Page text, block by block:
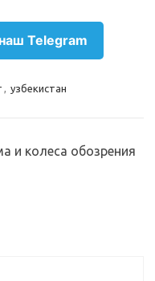
п
Telegram
, узбекистан
и колеса обозрения